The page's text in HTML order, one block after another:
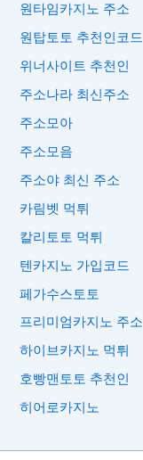
원타임카지노 주소
원탑토토 추천인코드
위너사이트 추천인
주소나라 최신주소
주소모아
주소모음
주소야 최신 주소
카림벳 먹튀
칼리토토 먹튀
텐카지노 가입코드
페가수스토토
프리미엄카지노 주소
하이브카지노 먹튀
호빵맨토토 추천인
히어로카지노